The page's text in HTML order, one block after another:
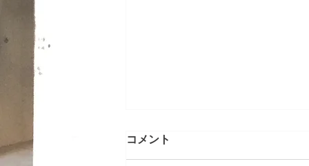
メンテナンス工事 神奈川県
コメント